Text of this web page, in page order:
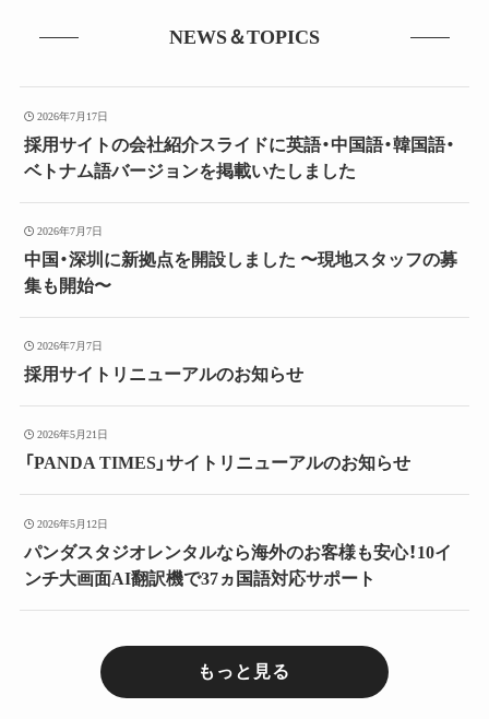
NEWS＆TOPICS
2026年7月17日
採用サイトの会社紹介スライドに英語・中国語・韓国語・
ベトナム語バージョンを掲載いたしました
2026年7月7日
中国・深圳に新拠点を開設しました 〜現地スタッフの募
集も開始〜
2026年7月7日
採用サイトリニューアルのお知らせ
2026年5月21日
「PANDA TIMES」サイトリニューアルのお知らせ
2026年5月12日
パンダスタジオレンタルなら海外のお客様も安心！10イ
ンチ大画面AI翻訳機で37ヵ国語対応サポート
もっと見る